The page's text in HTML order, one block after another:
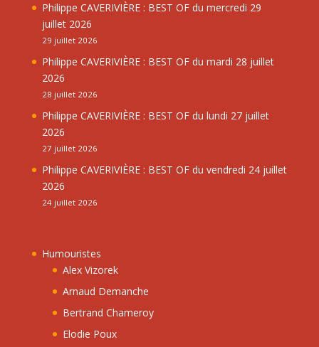
Philippe CAVERIVIÈRE : BEST OF du mercredi 29
juillet 2026
29 juillet 2026
Philippe CAVERIVIÈRE : BEST OF du mardi 28 juillet
2026
28 juillet 2026
Philippe CAVERIVIÈRE : BEST OF du lundi 27 juillet
2026
27 juillet 2026
Philippe CAVERIVIÈRE : BEST OF du vendredi 24 juillet
2026
24 juillet 2026
Humouristes
Alex Vizorek
Arnaud Demanche
Bertrand Chameroy
Elodie Poux